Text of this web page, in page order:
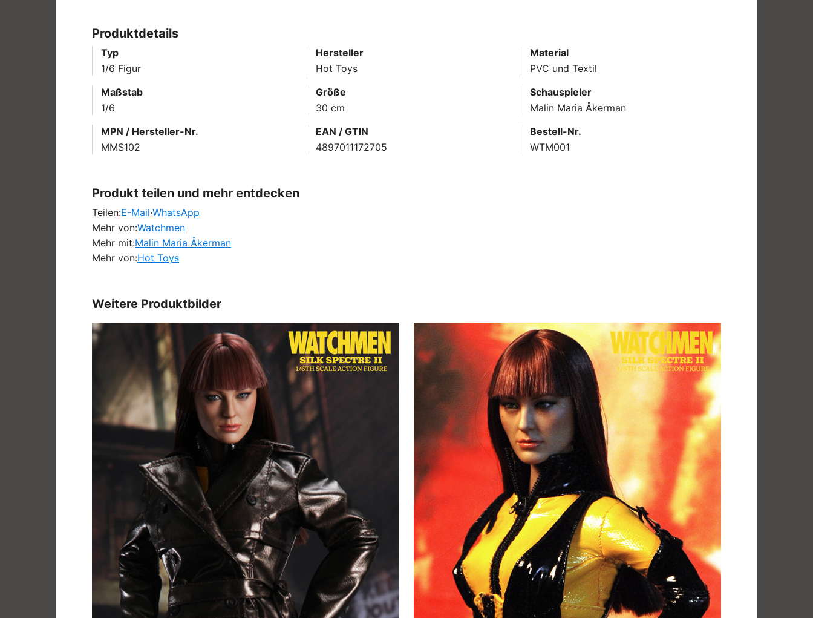
Produktdetails
Typ
1/6 Figur
Hersteller
Hot Toys
Material
PVC und Textil
Maßstab
1/6
Größe
30 cm
Schauspieler
Malin Maria Åkerman
MPN / Hersteller-Nr.
MMS102
EAN / GTIN
4897011172705
Bestell-Nr.
WTM001
Produkt teilen und mehr entdecken
Teilen:E-Mail·WhatsApp
Mehr von:Watchmen
Mehr mit:Malin Maria Åkerman
Mehr von:Hot Toys
Weitere Produktbilder